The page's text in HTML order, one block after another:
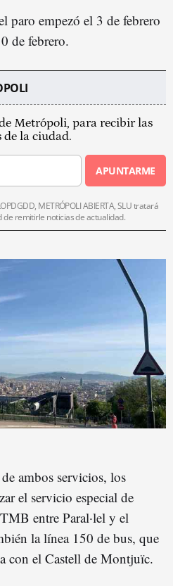
paro empezó el 3 de febrero
de febrero.
Metrópoli, para recibir las
la ciudad.
APUNTARME
METRÓPOLI ABIERTA, SLU tratará
de remitirle noticias de actualidad.
ambos servicios, los
el servicio especial de
entre Paral·lel y el
la línea 150 de bus, que
con el Castell de Montjuïc.